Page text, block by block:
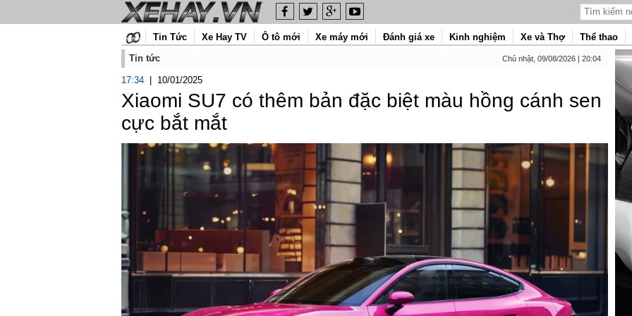
Tin Tức Xe Hay TV Ô tô mới Xe máy mới Đánh giá xe Kinh nghiệm Xe và Thợ Thể thao
Tin tức
Chủ nhật, 09/08/2026 | 20:04
17:34 10/01/2025
Xiaomi SU7 có thêm bản đặc biệt màu hồng cánh sen
cực bắt mắt